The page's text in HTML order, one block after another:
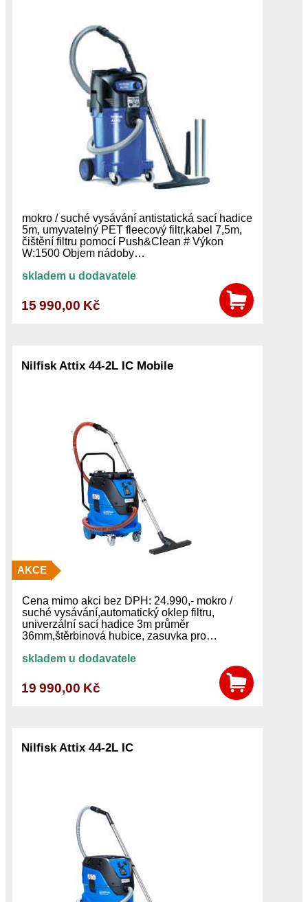
mokro / suché vysávání antistatická sací hadice
5m, umyvatelný PET fleecový filtr,kabel 7,5m,
čištění filtru pomocí Push&Clean # Výkon
W:1500 Objem nádoby…
skladem u dodavatele
15 990,00 Kč
Nilfisk Attix 44-2L IC Mobile
AKCE
Cena mimo akci bez DPH: 24.990,- mokro /
suché vysávání,automatický oklep filtru,
univerzální sací hadice 3m průměr
36mm,štěrbinová hubice, zasuvka pro…
skladem u dodavatele
19 990,00 Kč
Nilfisk Attix 44-2L IC